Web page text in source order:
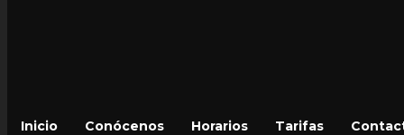
Inicio Conócenos Horarios Tarifas